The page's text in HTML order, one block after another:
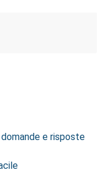
e risposte